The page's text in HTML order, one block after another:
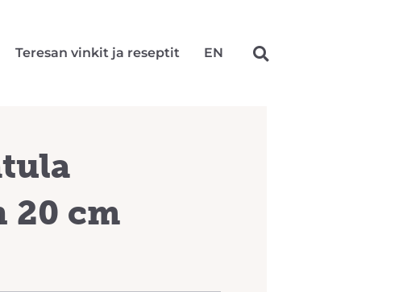
Teresan vinkit ja reseptit EN
20 cm